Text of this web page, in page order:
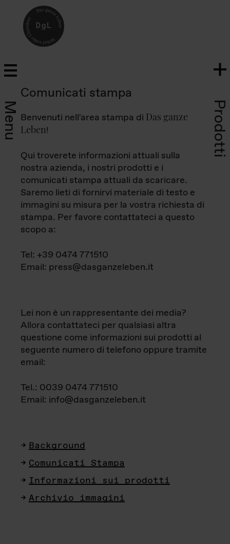
Menu Prodotti
Comunicati stampa
Benvenuti nell'area stampa di Das ganze
Leben!
Qui troverete informazioni attuali sulla
nostra azienda, i nostri prodotti e i
comunicati stampa attuali da scaricare.
Saremo lieti di fornirvi materiale di testo e
immagini su misura per la vostra richiesta di
stampa. Per favore contattateci a questo
scopo a:
Tel: +39 0474 771510
Email: press@dasganzeleben.it
Lei non è un rappresentante dei media?
Allora contattateci per qualsiasi altra
questione come informazioni sui prodotti al
seguente numero di telefono oppure tramite
email:
Tel.: 0039 0474 771510
Email: info@dasganzeleben.it
Background
Comunicati Stampa
Informazioni sui prodotti
Archivio immagini